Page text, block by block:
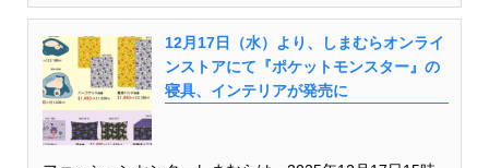
12月17日（水）より、しまむらオンライ
ンストアにて『ポケットモンスター』の
寝具、インテリアが発売に